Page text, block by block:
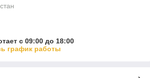
с 09:00 до 18:00
график работы